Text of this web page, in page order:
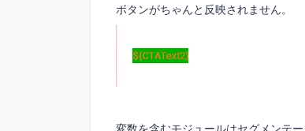
ボタンがちゃんと反映されません。